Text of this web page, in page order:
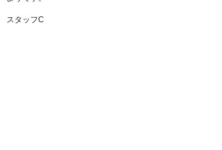
スタッフC